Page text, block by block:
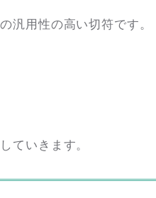
汎用性の高い切符です。
ていきます。